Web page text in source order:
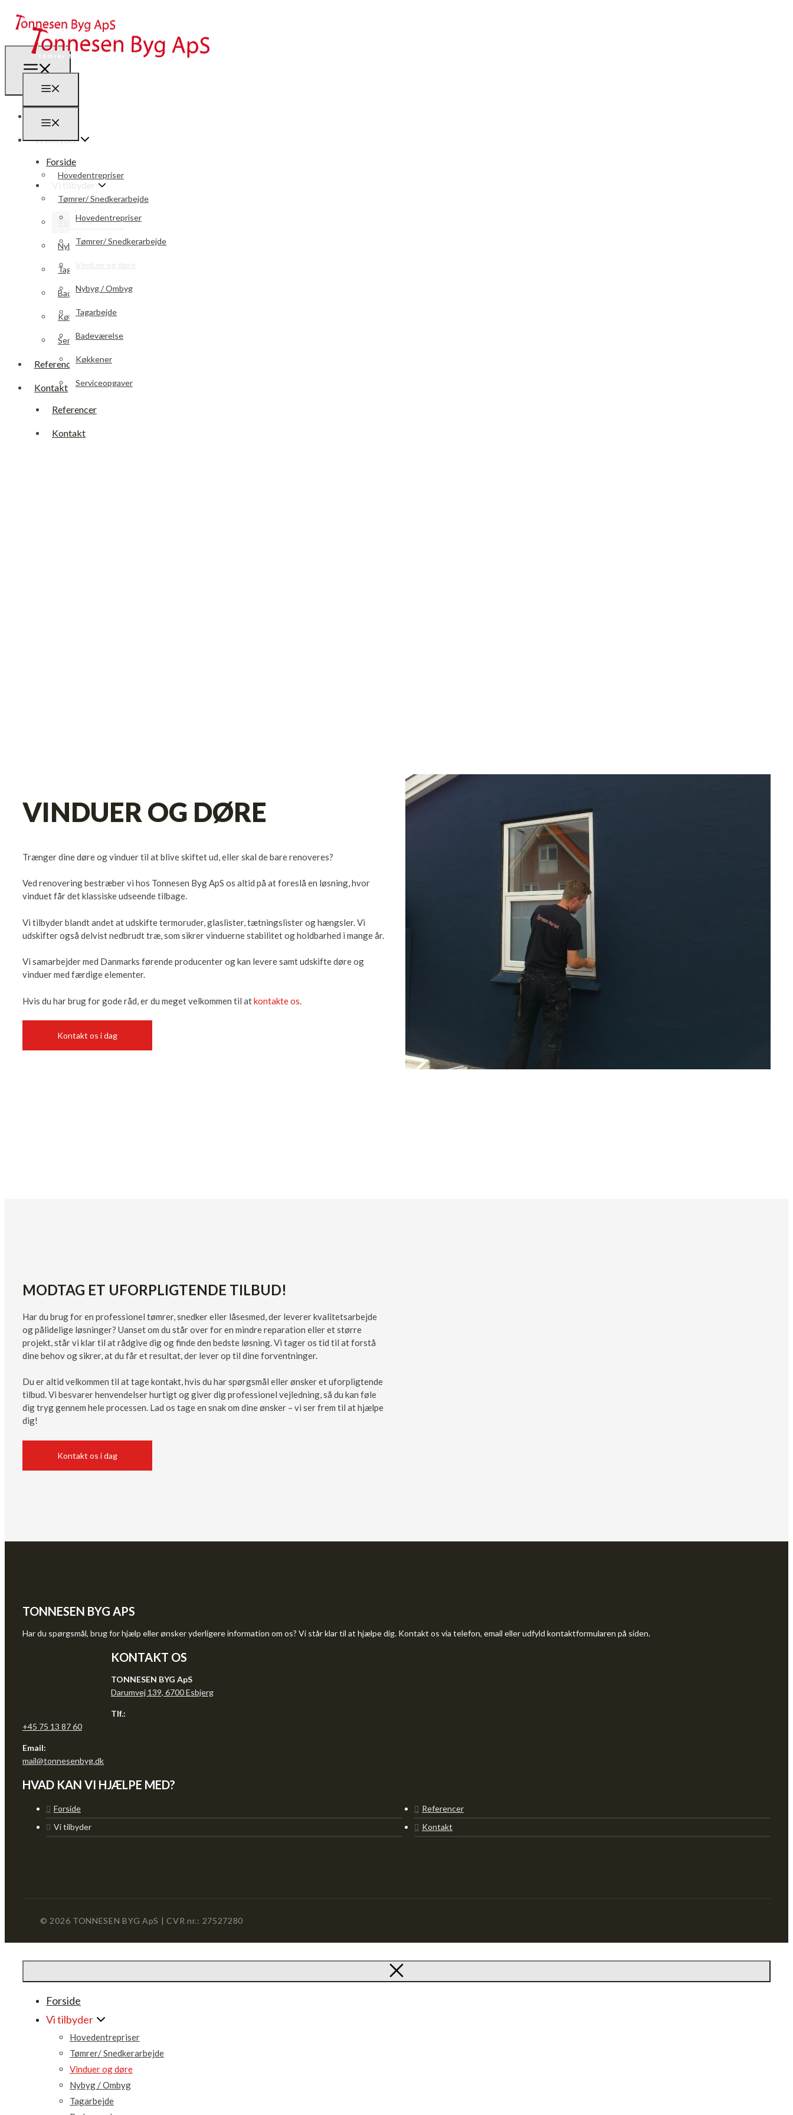
Forside
Vi tilbyder
Hovedentrepriser
Tømrer/ Snedkerarbejde
Vinduer og døre
Nybyg / Ombyg
Tagarbejde
Badeværelse
Køkkener
Serviceopgaver
Referencer
Kontakt
Vi tilbyder
Hovedentrepriser
Tømrer/ Snedkerarbejde
Vinduer og døre
Nybyg / Ombyg
Tagarbejde
Badeværelse
Køkkener
Serviceopgaver
Referencer
Kontakt
VINDUER OG DØRE
Trænger dine døre og vinduer til at blive skiftet ud, eller skal de bare renoveres?
Ved renovering bestræber vi hos Tonnesen Byg ApS os altid på at foreslå en løsning, hvor
vinduet får det klassiske udseende tilbage.
Vi tilbyder blandt andet at udskifte termoruder, glaslister, tætningslister og hængsler. Vi
udskifter også delvist nedbrudt træ, som sikrer vinduerne stabilitet og holdbarhed i mange år.
Vi samarbejder med Danmarks førende producenter og kan levere samt udskifte døre og
vinduer med færdige elementer.
Hvis du har brug for gode råd, er du meget velkommen til atkontakte os.
Kontakt os i dag
MODTAG ET UFORPLIGTENDE TILBUD!
Har du brug for en professionel tømrer, snedker eller låsesmed, der leverer kvalitetsarbejde
og pålidelige løsninger? Uanset om du står over for en mindre reparation eller et større
projekt, står vi klar til at rådgive dig og finde den bedste løsning. Vi tager os tid til at forstå
dine behov og sikrer, at du får et resultat, der lever op til dine forventninger.
Du er altid velkommen til at tage kontakt, hvis du har spørgsmål eller ønsker et uforpligtende
tilbud. Vi besvarer henvendelser hurtigt og giver dig professionel vejledning, så du kan føle
dig tryg gennem hele processen. Lad os tage en snak om dine ønsker – vi ser frem til at hjælpe
dig!
Kontakt os i dag
TONNESEN BYG APS
Har du spørgsmål, brug for hjælp eller ønsker yderligere information om os? Vi står klar til at hjælpe dig. Kontakt os via telefon, email eller udfyld kontaktformularen på siden.
KONTAKT OS
TONNESEN BYG ApS
Darumvej 139, 6700 Esbjerg
Tlf.:
+45 75 13 87 60
Email:
mail@tonnesenbyg.dk
HVAD KAN VI HJÆLPE MED?
Forside
Vi tilbyder
Referencer
Kontakt
© 2026 TONNESEN BYG ApS | CVR nr.: 27527280
Forside
Vi tilbyder
Hovedentrepriser
Tømrer/ Snedkerarbejde
Vinduer og døre
Nybyg / Ombyg
Tagarbejde